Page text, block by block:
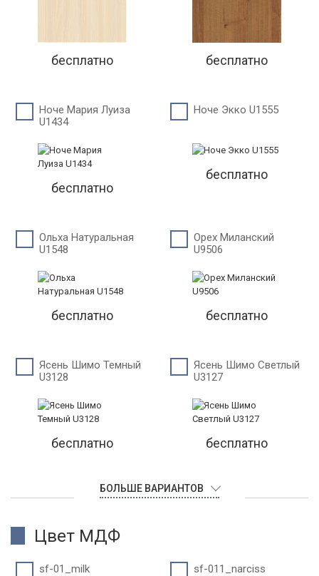
бесплатно бесплатно
Ноче Мария Луиза
U1434
бесплатно
Ноче Экко U1555
бесплатно
Ольха Натуральная
U1548
бесплатно
Орех Миланский
U9506
бесплатно
Ясень Шимо Темный
U3128
бесплатно
Ясень Шимо Светлый
U3127
бесплатно
БОЛЬШЕ ВАРИАНТОВ
Цвет МДФ
sf-01_milk sf-011_narciss